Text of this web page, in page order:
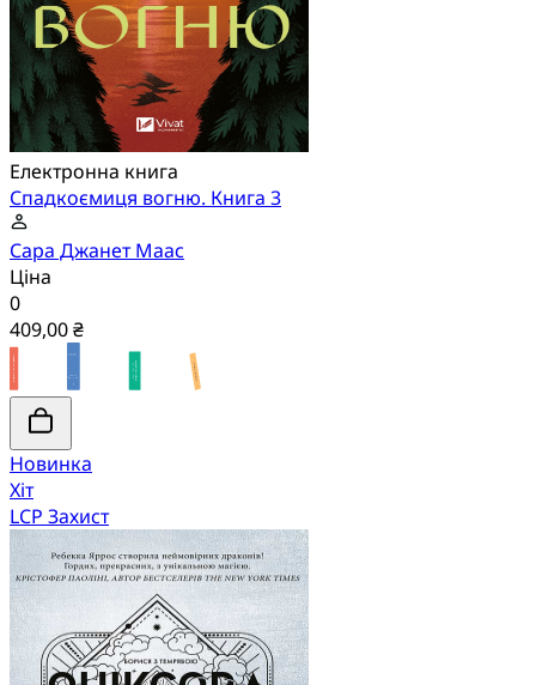
Електронна книга
Спадкоємиця вогню. Книга 3
Сара Джанет Маас
Ціна
0
409,00 ₴
Новинка
Хіт
LCP Захист